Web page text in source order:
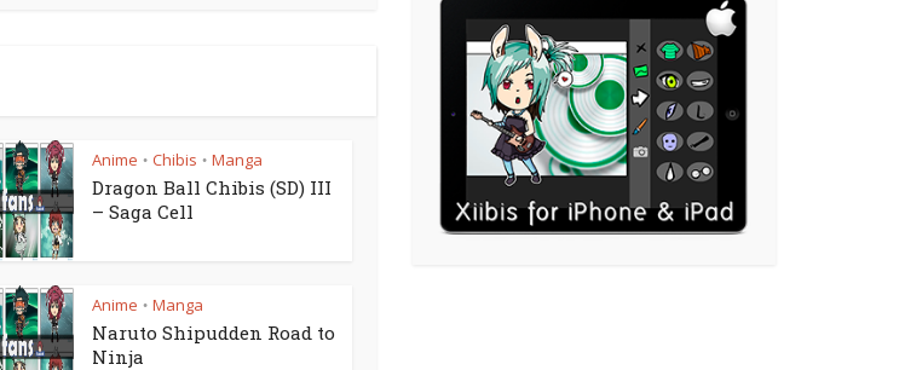
Anime • Chibis • Manga
Dragon Ball Chibis (SD) III
– Saga Cell
Anime • Manga
Naruto Shipudden Road to
Ninja